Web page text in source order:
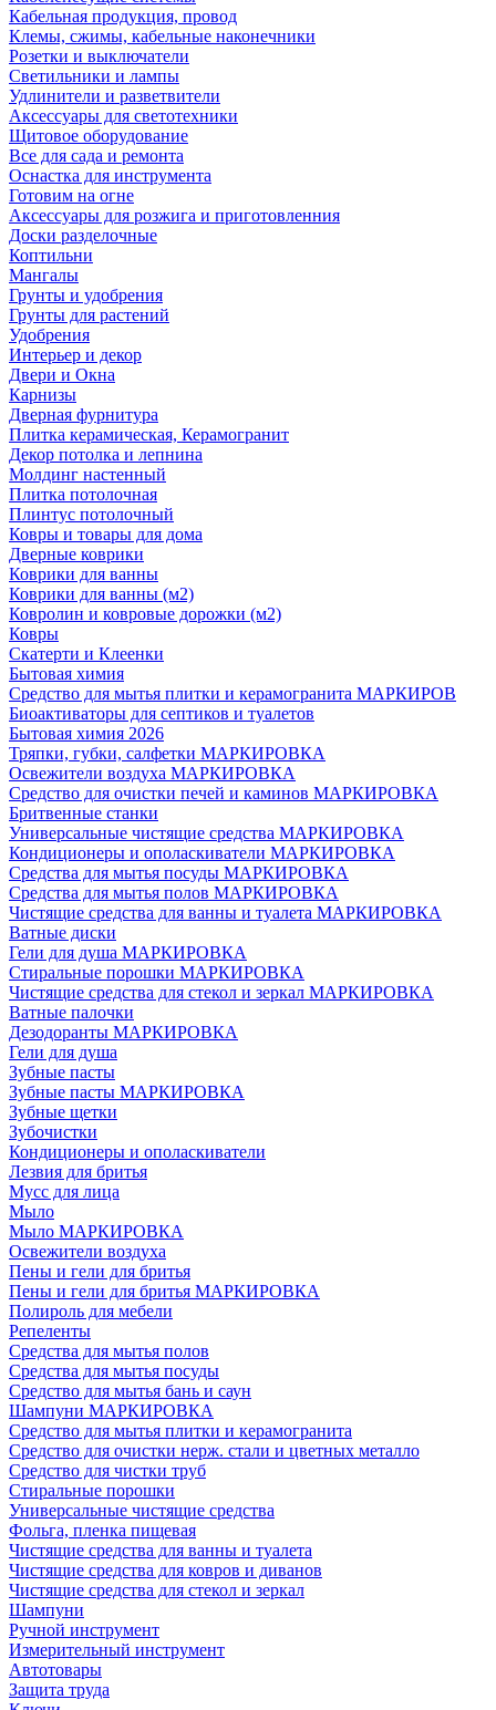
Кабельная продукция, провод
Клемы, сжимы, кабельные наконечники
Розетки и выключатели
Светильники и лампы
Удлинители и разветвители
Аксессуары для светотехники
Щитовое оборудование
Все для сада и ремонта
Оснастка для инструмента
Готовим на огне
Аксессуары для розжига и приготовленния
Доски разделочные
Коптильни
Мангалы
Грунты и удобрения
Грунты для растений
Удобрения
Интерьер и декор
Двери и Окна
Карнизы
Дверная фурнитура
Плитка керамическая, Керамогранит
Декор потолка и лепнина
Молдинг настенный
Плитка потолочная
Плинтус потолочный
Ковры и товары для дома
Дверные коврики
Коврики для ванны
Коврики для ванны (м2)
Ковролин и ковровые дорожки (м2)
Ковры
Скатерти и Клеенки
Бытовая химия
Средство для мытья плитки и керамогранита МАРКИРОВ
Биоактиваторы для септиков и туалетов
Бытовая химия 2026
Тряпки, губки, салфетки МАРКИРОВКА
Освежители воздуха МАРКИРОВКА
Средство для очистки печей и каминов МАРКИРОВКА
Бритвенные станки
Универсальные чистящие средства МАРКИРОВКА
Кондиционеры и ополаскиватели МАРКИРОВКА
Средства для мытья посуды МАРКИРОВКА
Средства для мытья полов МАРКИРОВКА
Чистящие средства для ванны и туалета МАРКИРОВКА
Ватные диски
Гели для душа МАРКИРОВКА
Стиральные порошки МАРКИРОВКА
Чистящие средства для стекол и зеркал МАРКИРОВКА
Ватные палочки
Дезодоранты МАРКИРОВКА
Гели для душа
Зубные пасты
Зубные пасты МАРКИРОВКА
Зубные щетки
Зубочистки
Кондиционеры и ополаскиватели
Лезвия для бритья
Мусс для лица
Мыло
Мыло МАРКИРОВКА
Освежители воздуха
Пены и гели для бритья
Пены и гели для бритья МАРКИРОВКА
Полироль для мебели
Репеленты
Средства для мытья полов
Средства для мытья посуды
Средство для мытья бань и саун
Шампуни МАРКИРОВКА
Средство для мытья плитки и керамогранита
Средство для очистки нерж. стали и цветных металло
Средство для чистки труб
Стиральные порошки
Универсальные чистящие средства
Фольга, пленка пищевая
Чистящие средства для ванны и туалета
Чистящие средства для ковров и диванов
Чистящие средства для стекол и зеркал
Шампуни
Ручной инструмент
Измерительный инструмент
Автотовары
Защита труда